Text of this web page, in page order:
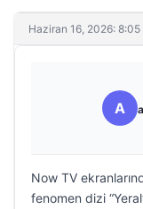
Haziran 16, 2026: 8:05
A
Now TV
fenomen dizi